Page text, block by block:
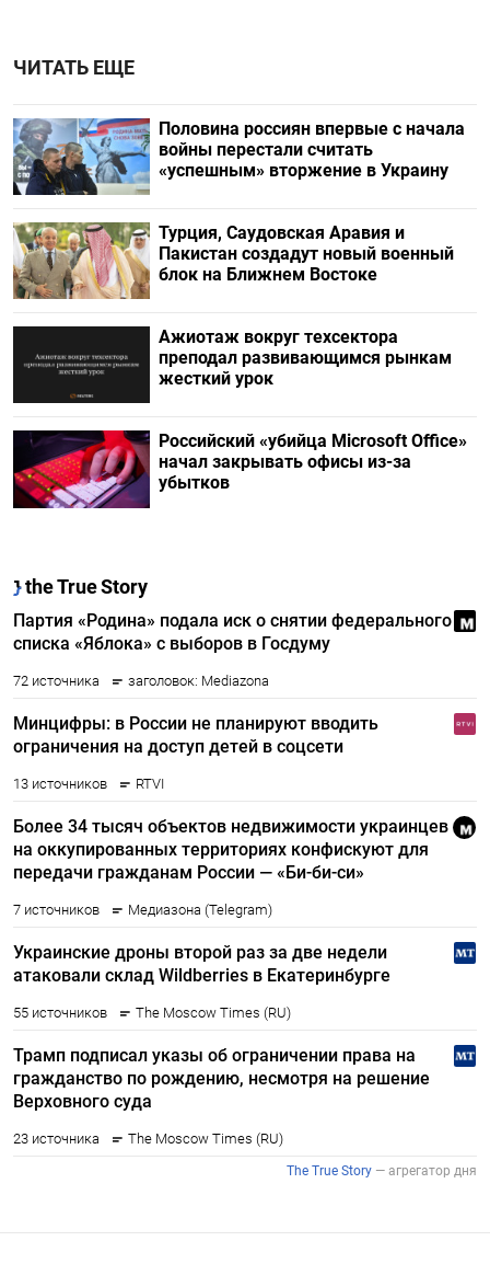
ЧИТАТЬ ЕЩЕ
Половина россиян впервые с начала
войны перестали считать
«успешным» вторжение в Украину
Турция, Саудовская Аравия и
Пакистан создадут новый военный
блок на Ближнем Востоке
Ажиотаж вокруг техсектора
преподал развивающимся рынкам
жесткий урок
Российский «убийца Microsoft Office»
начал закрывать офисы из-за
убытков